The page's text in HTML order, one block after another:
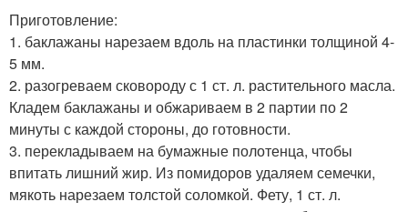
Приготовление:
1. баклажаны нарезаем вдоль на пластинки толщиной 4-
5 мм.
2. разогреваем сковороду с 1 ст. л. растительного масла.
Кладем баклажаны и обжариваем в 2 партии по 2
минуты с каждой стороны, до готовности.
3. перекладываем на бумажные полотенца, чтобы
впитать лишний жир. Из помидоров удаляем семечки,
мякоть нарезаем толстой соломкой. Фету, 1 ст. л.